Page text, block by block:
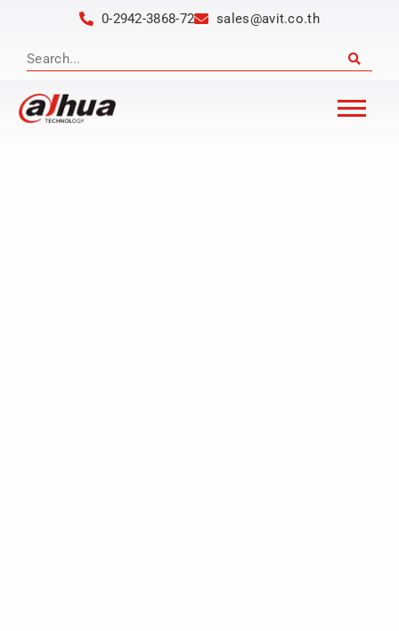
0-2942-3868-72 sales@avit.co.th